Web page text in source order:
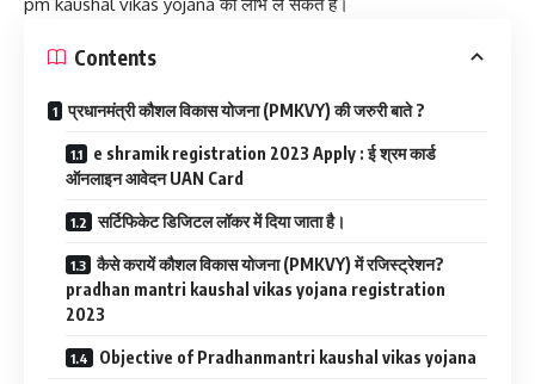
Contents
प्रधानमंत्री कौशल विकास योजना (PMKVY) की जरुरी बाते ?
e shramik registration 2023 Apply : ई श्रम कार्ड
ऑनलाइन आवेदन UAN Card
सर्टिफिकेट डिजिटल लॉकर में दिया जाता है।
कैसे करायें कौशल विकास योजना (PMKVY) में रजिस्ट्रेशन?
pradhan mantri kaushal vikas yojana registration
2023
Objective of Pradhanmantri kaushal vikas yojana